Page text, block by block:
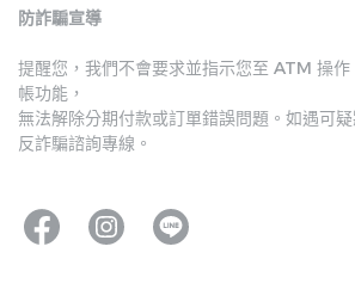
防詐騙宣導
提醒您，我們不會要求並指示您至 ATM 操
帳功能，
無法解除分期付款或訂單錯誤問題。如遇可
反詐騙諮詢專線。